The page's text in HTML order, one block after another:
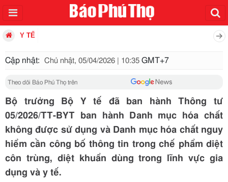
Y TẾ
Cập nhật: Chủ nhật, 05/04/2026 | 10:35 GMT+7
Theo dõi Báo Phú Thọ trên
Bộ trưởng Bộ Y tế đã ban hành Thông tư
05/2026/TT-BYT ban hành Danh mục hóa chất
không được sử dụng và Danh mục hóa chất nguy
hiểm cần công bố thông tin trong chế phẩm diệt
côn trùng, diệt khuẩn dùng trong lĩnh vực gia
dụng và y tế.